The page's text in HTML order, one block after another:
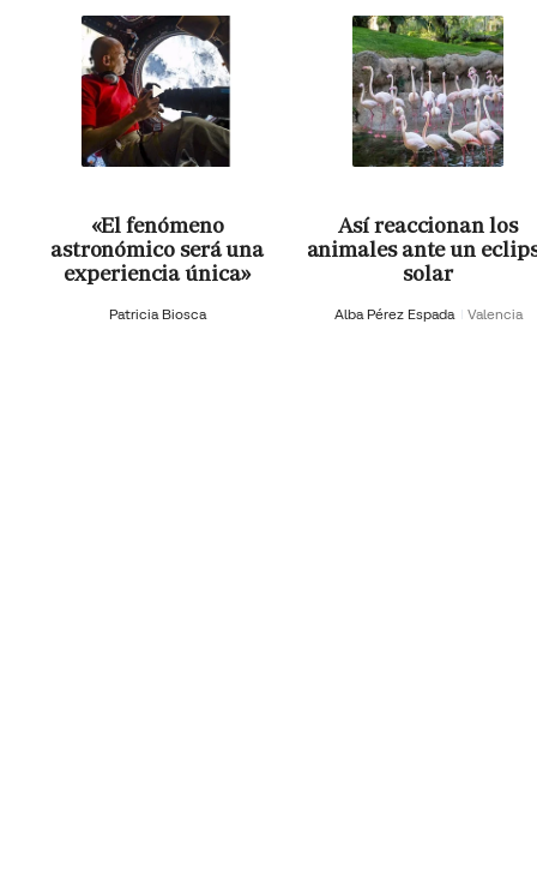
«El fenómeno
astronómico será una
experiencia única»
Patricia Biosca
Así reaccionan los
animales ante un
solar
Alba Pérez Espada Valencia